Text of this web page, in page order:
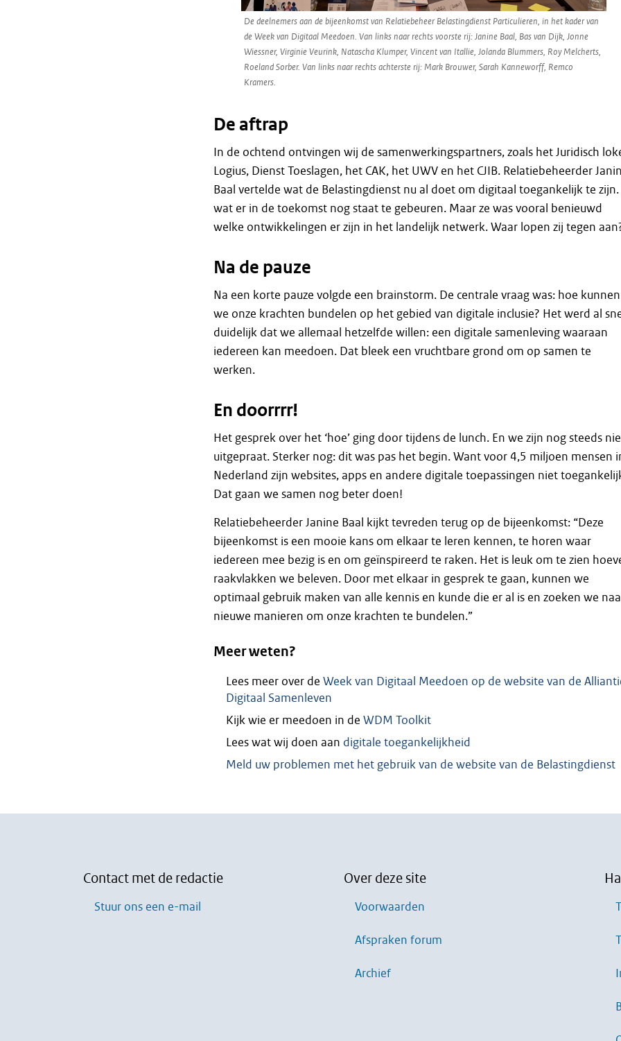
De deelnemers aan de bijeenkomst van Relatiebeheer Belastingdienst Particulieren, in het kader van
de Week van Digitaal Meedoen. Van links naar rechts voorste rij: Janine Baal, Bas van Dijk, Jonne
Wiessner, Virginie Veurink, Natascha Klumper, Vincent van Itallie, Jolanda Blummers, Roy Melcherts,
Roeland Sorber. Van links naar rechts achterste rij: Mark Brouwer, Sarah Kanneworff, Remco
Kramers.
De aftrap
In de ochtend ontvingen wij de samenwerkingspartners, zoals het Juridisch
Logius, Dienst Toeslagen, het CAK, het UWV en het CJIB. Relatiebeheerder
Baal vertelde wat de Belastingdienst nu al doet om digitaal toegankelijk te zijn.
wat er in de toekomst nog staat te gebeuren. Maar ze was vooral benieuwd
welke ontwikkelingen er zijn in het landelijk netwerk. Waar lopen zij tegen
Na de pauze
Na een korte pauze volgde een brainstorm. De centrale vraag was: hoe kunnen
we onze krachten bundelen op het gebied van digitale inclusie? Het werd al
duidelijk dat we allemaal hetzelfde willen: een digitale samenleving waaraan
iedereen kan meedoen. Dat bleek een vruchtbare grond om op samen te
werken.
En doorrrr!
Het gesprek over het ‘hoe’ ging door tijdens de lunch. En we zijn nog steeds
uitgepraat. Sterker nog: dit was pas het begin. Want voor 4,5 miljoen mensen
Nederland zijn websites, apps en andere digitale toepassingen niet
Dat gaan we samen nog beter doen!
Relatiebeheerder Janine Baal kijkt tevreden terug op de bijeenkomst: “Deze
bijeenkomst is een mooie kans om elkaar te leren kennen, te horen waar
iedereen mee bezig is en om geïnspireerd te raken. Het is leuk om te zien
raakvlakken we beleven. Door met elkaar in gesprek te gaan, kunnen we
optimaal gebruik maken van alle kennis en kunde die er al is en zoeken we
nieuwe manieren om onze krachten te bundelen.”
Meer weten?
Lees meer over de Week van Digitaal Meedoen op de website van de
Digitaal Samenleven
Kijk wie er meedoen in de WDM Toolkit
Lees wat wij doen aan digitale toegankelijkheid
Meld uw problemen met het gebruik van de website van de Belastingdienst
Contact met de redactie
Stuur ons een e-mail
Over deze site
Voorwaarden
Afspraken forum
Archief